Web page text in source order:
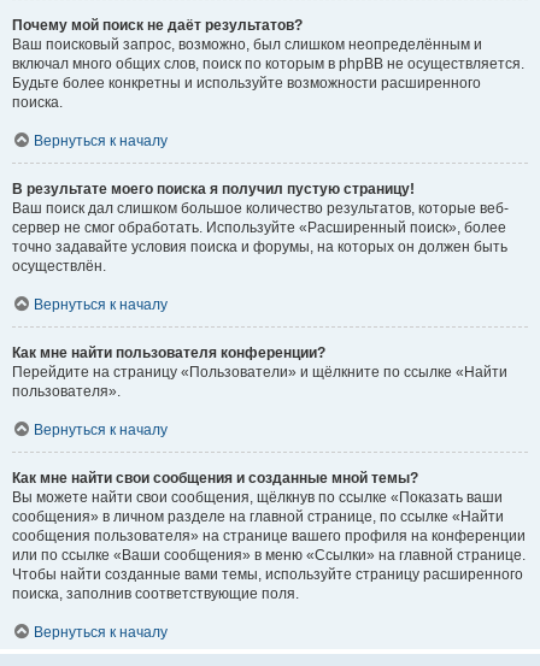
Почему мой поиск не даёт результатов?
Ваш поисковый запрос, возможно, был слишком неопределённым и
включал много общих слов, поиск по которым в phpBB не осуществляется.
Будьте более конкретны и используйте возможности расширенного
поиска.
Вернуться к началу
В результате моего поиска я получил пустую страницу!
Ваш поиск дал слишком большое количество результатов, которые веб-
сервер не смог обработать. Используйте «Расширенный поиск», более
точно задавайте условия поиска и форумы, на которых он должен быть
осуществлён.
Вернуться к началу
Как мне найти пользователя конференции?
Перейдите на страницу «Пользователи» и щёлкните по ссылке «Найти
пользователя».
Вернуться к началу
Как мне найти свои сообщения и созданные мной темы?
Вы можете найти свои сообщения, щёлкнув по ссылке «Показать ваши
сообщения» в личном разделе на главной странице, по ссылке «Найти
сообщения пользователя» на странице вашего профиля на конференции
или по ссылке «Ваши сообщения» в меню «Ссылки» на главной странице.
Чтобы найти созданные вами темы, используйте страницу расширенного
поиска, заполнив соответствующие поля.
Вернуться к началу